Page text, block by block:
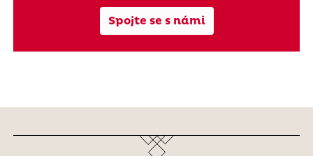
Spojte se s námi